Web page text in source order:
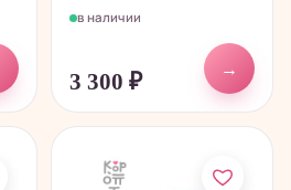
в наличии
3 300 ₽
→